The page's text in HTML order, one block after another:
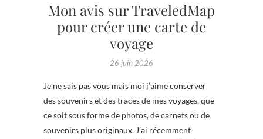
Mon avis sur TraveledMap
pour créer une carte de
voyage
26 juin 2026
Je ne sais pas vous mais moi j’aime conserver
des souvenirs et des traces de mes voyages, que
ce soit sous forme de photos, de carnets ou de
souvenirs plus originaux. J’ai récemment